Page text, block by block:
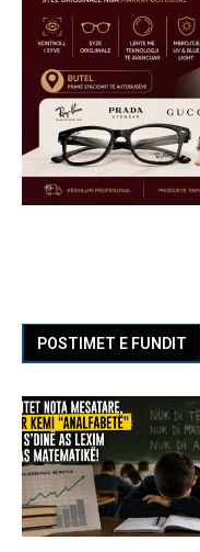
POSTIMET E FUNDIT